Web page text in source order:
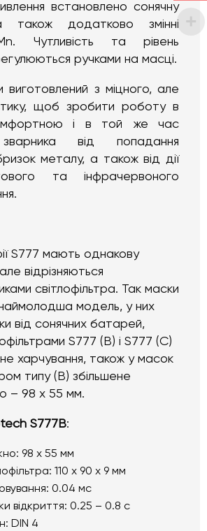
встановлено сонячну
додатково змінні
Чутливість та рівень
ручками на масці.
виготовлений з міцного, але
щоб зробити роботу в
і в той же час
від попадання
металу, а також від дії
та інфрачервоного
S777 мають однакову
відрізняються
світлофільтра. Так маски
модель, у них
від сонячних батарей,
S777 (B) і S777 (C)
харчування, також у масок
типу (B) збільшене
– 98 х 55 мм.
S777B:
98 х 55 мм
110 х 90 х 9 мм
0.04 мс
відкриття: 0.25 – 0.8 с
DIN 4